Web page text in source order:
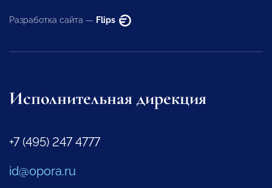
Разработка сайта — Flips
Исполнительная дирекция
+7 (495) 247 4777
id@opora.ru